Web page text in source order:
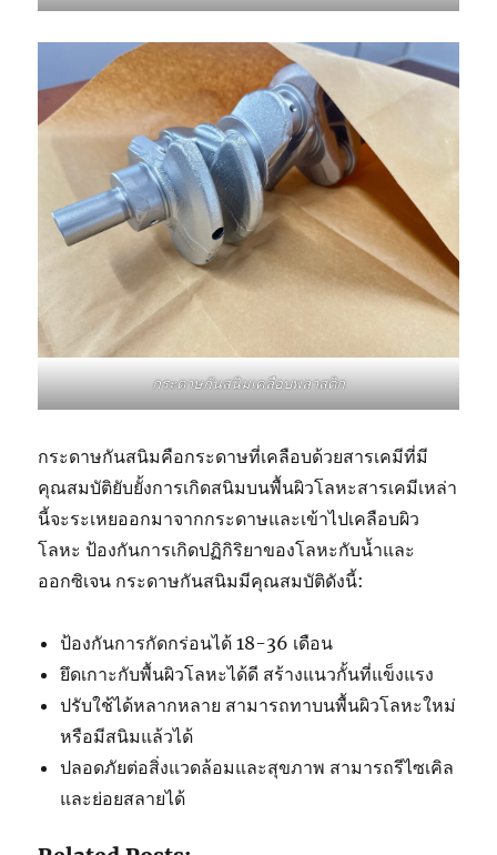
กระดาษกันสนิมเคลือบพลาสติก
กระดาษกันสนิมคือกระดาษที่เคลือบด้วยสารเคมีที่มี
คุณสมบัติยับยั้งการเกิดสนิมบนพื้นผิวโลหะสารเคมีเหล่า
นี้จะระเหยออกมาจากกระดาษและเข้าไปเคลือบผิว
โลหะ ป้องกันการเกิดปฏิกิริยาของโลหะกับน้ำและ
ออกซิเจน กระดาษกันสนิมมีคุณสมบัติดังนี้:
ป้องกันการกัดกร่อนได้ 18-36 เดือน
ยึดเกาะกับพื้นผิวโลหะได้ดี สร้างแนวกั้นที่แข็งแรง
ปรับใช้ได้หลากหลาย สามารถทาบนพื้นผิวโลหะใหม่
หรือมีสนิมแล้วได้
ปลอดภัยต่อสิ่งแวดล้อมและสุขภาพ สามารถรีไซเคิล
และย่อยสลายได้